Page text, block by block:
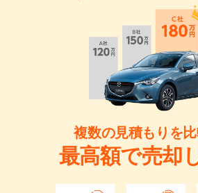
複数の見積もりを
最高額で売却